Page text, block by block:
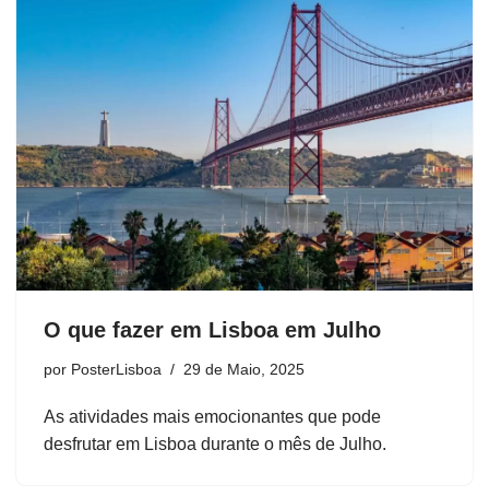
O que fazer em Lisboa em Julho
por PosterLisboa 29 de Maio, 2025
As atividades mais emocionantes que pode
desfrutar em Lisboa durante o mês de Julho.